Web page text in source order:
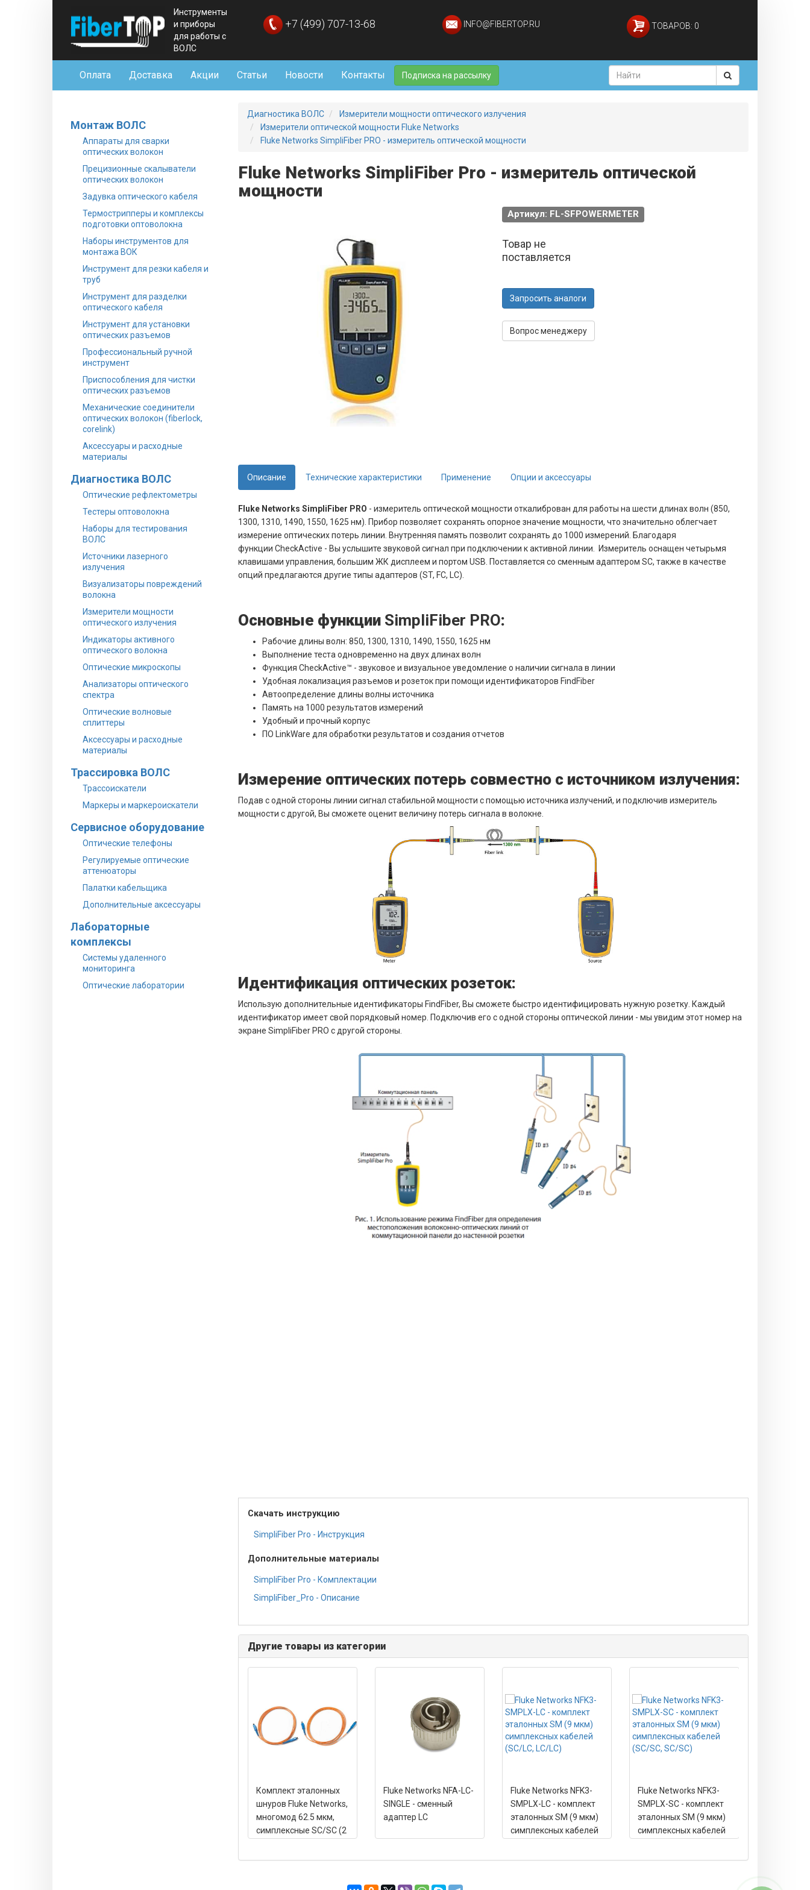
Инструменты
и приборы
для работы с
ВОЛС
+7 (499) 707-13-68 INFO@FIBERTOP.RU ТОВАРОВ: 0
Оплата Доставка Акции Статьи Новости Контакты Подписка на рассылку
Монтаж ВОЛС
Аппараты для сварки
оптических волокон
Прецизионные скалыватели
оптических волокон
Задувка оптического кабеля
Термострипперы и комплексы
подготовки оптоволокна
Наборы инструментов для
монтажа ВОК
Инструмент для резки кабеля и
труб
Инструмент для разделки
оптического кабеля
Инструмент для установки
оптических разъемов
Профессиональный ручной
инструмент
Приспособления для чистки
оптических разъемов
Механические соединители
оптических волокон (fiberlock,
corelink)
Аксессуары и расходные
материалы
Диагностика ВОЛС
Оптические рефлектометры
Тестеры оптоволокна
Наборы для тестирования
ВОЛС
Источники лазерного
излучения
Визуализаторы повреждений
волокна
Измерители мощности
оптического излучения
Индикаторы активного
оптического волокна
Оптические микроскопы
Анализаторы оптического
спектра
Оптические волновые
сплиттеры
Аксессуары и расходные
материалы
Трассировка ВОЛС
Трассоискатели
Маркеры и маркероискатели
Сервисное оборудование
Оптические телефоны
Регулируемые оптические
аттенюаторы
Палатки кабельщика
Дополнительные аксессуары
Лабораторные
комплексы
Системы удаленного
мониторинга
Оптические лаборатории
Диагностика ВОЛС
Измерители мощности оптического излучения
Измерители оптической мощности Fluke Networks
Fluke Networks SimpliFiber PRO - измеритель оптической мощности
Fluke Networks SimpliFiber Pro - измеритель оптической
мощности
Артикул: FL-SFPOWERMETER
Товар не
поставляется
Запросить аналоги
Вопрос менеджеру
Описание Технические характеристики Применение Опции и аксессуары
Fluke Networks SimpliFiber PRO - измеритель оптической мощности откалиброван для работы на шести длинах волн (850,
1300, 1310, 1490, 1550, 1625 нм). Прибор позволяет сохранять опорное значение мощности, что значительно облегчает
измерение оптических потерь линии. Внутренняя память позволит сохранять до 1000 измерений. Благодаря
функции CheckActive - Вы услышите звуковой сигнал при подключении к активной линии. Измеритель оснащен четырьмя
клавишами управления, большим ЖК дисплеем и портом USB. Поставляется со сменным адаптером SC, также в качестве
опций предлагаются другие типы адаптеров (ST, FC, LC).
Основные функции SimpliFiber PRO:
Рабочие длины волн: 850, 1300, 1310, 1490, 1550, 1625 нм
Выполнение теста одновременно на двух длинах волн
Функция CheckActive™ - звуковое и визуальное уведомление о наличии сигнала в линии
Удобная локализация разъемов и розеток при помощи идентификаторов FindFiber
Автоопределение длины волны источника
Память на 1000 результатов измерений
Удобный и прочный корпус
ПО LinkWare для обработки результатов и создания отчетов
Измерение оптических потерь совместно с источником излучения:
Подав с одной стороны линии сигнал стабильной мощности с помощью источника излучений, и подключив измеритель
мощности с другой, Вы сможете оценит величину потерь сигнала в волокне.
Идентификация оптических розеток:
Использую дополнительные идентификаторы FindFiber, Вы сможете быстро идентифицировать нужную розетку. Каждый
идентификатор имеет свой порядковый номер. Подключив его с одной стороны оптической линии - мы увидим этот номер на
экране SimpliFiber PRO с другой стороны.
Скачать инструкцию
SimpliFiber Pro - Инструкция
Дополнительные материалы
SimpliFiber Pro - Комплектации
SimpliFiber_Pro - Описание
Другие товары из категории
Комплект эталонных
шнуров Fluke Networks,
многомод 62.5 мкм,
симплексные SC/SC (2
Fluke Networks NFA-LC-
SINGLE - сменный
адаптер LC
Fluke Networks NFK3-
SMPLX-LC - комплект
эталонных SM (9 мкм)
симплексных кабелей
Fluke Networks NFK3-
SMPLX-SC - комплект
эталонных SM (9 мкм)
симплексных кабелей